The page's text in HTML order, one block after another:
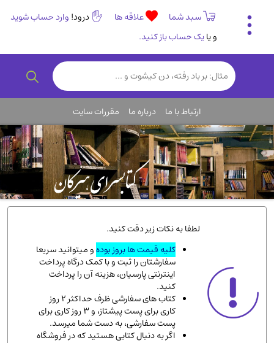
سبد شما علاقه ها درود! وارد حساب شوید
و یایک حساب باز کنید.
تاریخی و فرهنگی
(838)
رمان و داستان ایرانی(307)
روانشناسی(357)
انگلیسی و زبان خارجی(14)
کودکان و نوجوانان(76)
کتب نادر و کمیاب(19)
روانشناسی(112)
طب گیاهی و سنتی(45)
فلسفه و جامعه شناسی(151)
ادبیات و شعر
ادیان و مذاهب
دانشگاهی و آموزشی
اقتصادی، بازاریابی و مالی(56)
ارتباط با ما درباره ما مقررات سایت
لطفا به نکات زیر دقت کنید.
کلیه قیمت ها بروز بودهو میتوانید سریعا
سفارشتان را ثبت و با کمک درگاه پرداخت
اینترنتی پارسیان، هزینه آن را پرداخت
کنید.
کتاب های سفارشی ظرف حداکثر 2 روز
کاری برای پست پیشتاز، و 3 روز کاری برای
پست سفارشی، به دست شما میرسد.
اگر به دنبال کتابی هستید که در فروشگاه